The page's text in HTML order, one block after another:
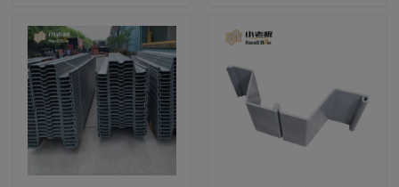
Ongeveer ons
Fabrieksreis